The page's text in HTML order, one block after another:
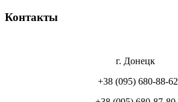
Контакты
г. Донецк
+38 (095) 680-88-62